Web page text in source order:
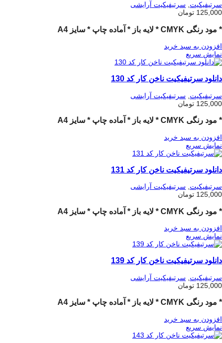
سرتیفیکیت, سرتیفیکیت آرایشی
125,000 تومان
* مود رنگی CMYK * لایه باز * آماده چاپ * سایز A4
افزودن به سبد خرید
نمایش سریع
دانلود سرتیفیکیت ناخن کار کد 130
سرتیفیکیت
سرتیفیکیت آرایشی
125,000 تومان
* مود رنگی CMYK * لایه باز * آماده چاپ * سایز A4
افزودن به سبد خرید
نمایش سریع
دانلود سرتیفیکیت ناخن کار کد 131
سرتیفیکیت, سرتیفیکیت آرایشی
125,000 تومان
* مود رنگی CMYK * لایه باز * آماده چاپ * سایز A4
افزودن به سبد خرید
نمایش سریع
دانلود سرتیفیکیت ناخن کار کد 139
سرتیفیکیت
سرتیفیکیت آرایشی
125,000 تومان
* مود رنگی CMYK * لایه باز * آماده چاپ * سایز A4
افزودن به سبد خرید
نمایش سریع